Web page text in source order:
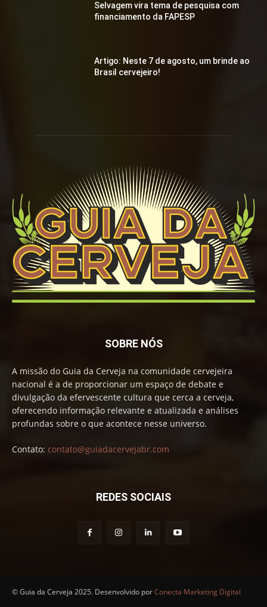
Selvagem vira tema de pesquisa com
financiamento da FAPESP
Artigo: Neste 7 de agosto, um brinde ao
Brasil cervejeiro!
SOBRE NÓS
A missão do Guia da Cerveja na comunidade cervejeira
nacional é a de proporcionar um espaço de debate e
divulgação da efervescente cultura que cerca a cerveja,
oferecendo informação relevante e atualizada e análises
profundas sobre o que acontece nesse universo.
Contato: contato@guiadacervejabr.com
REDES SOCIAIS
© Guia da Cerveja 2025. Desenvolvido porConecta Marketing Digital